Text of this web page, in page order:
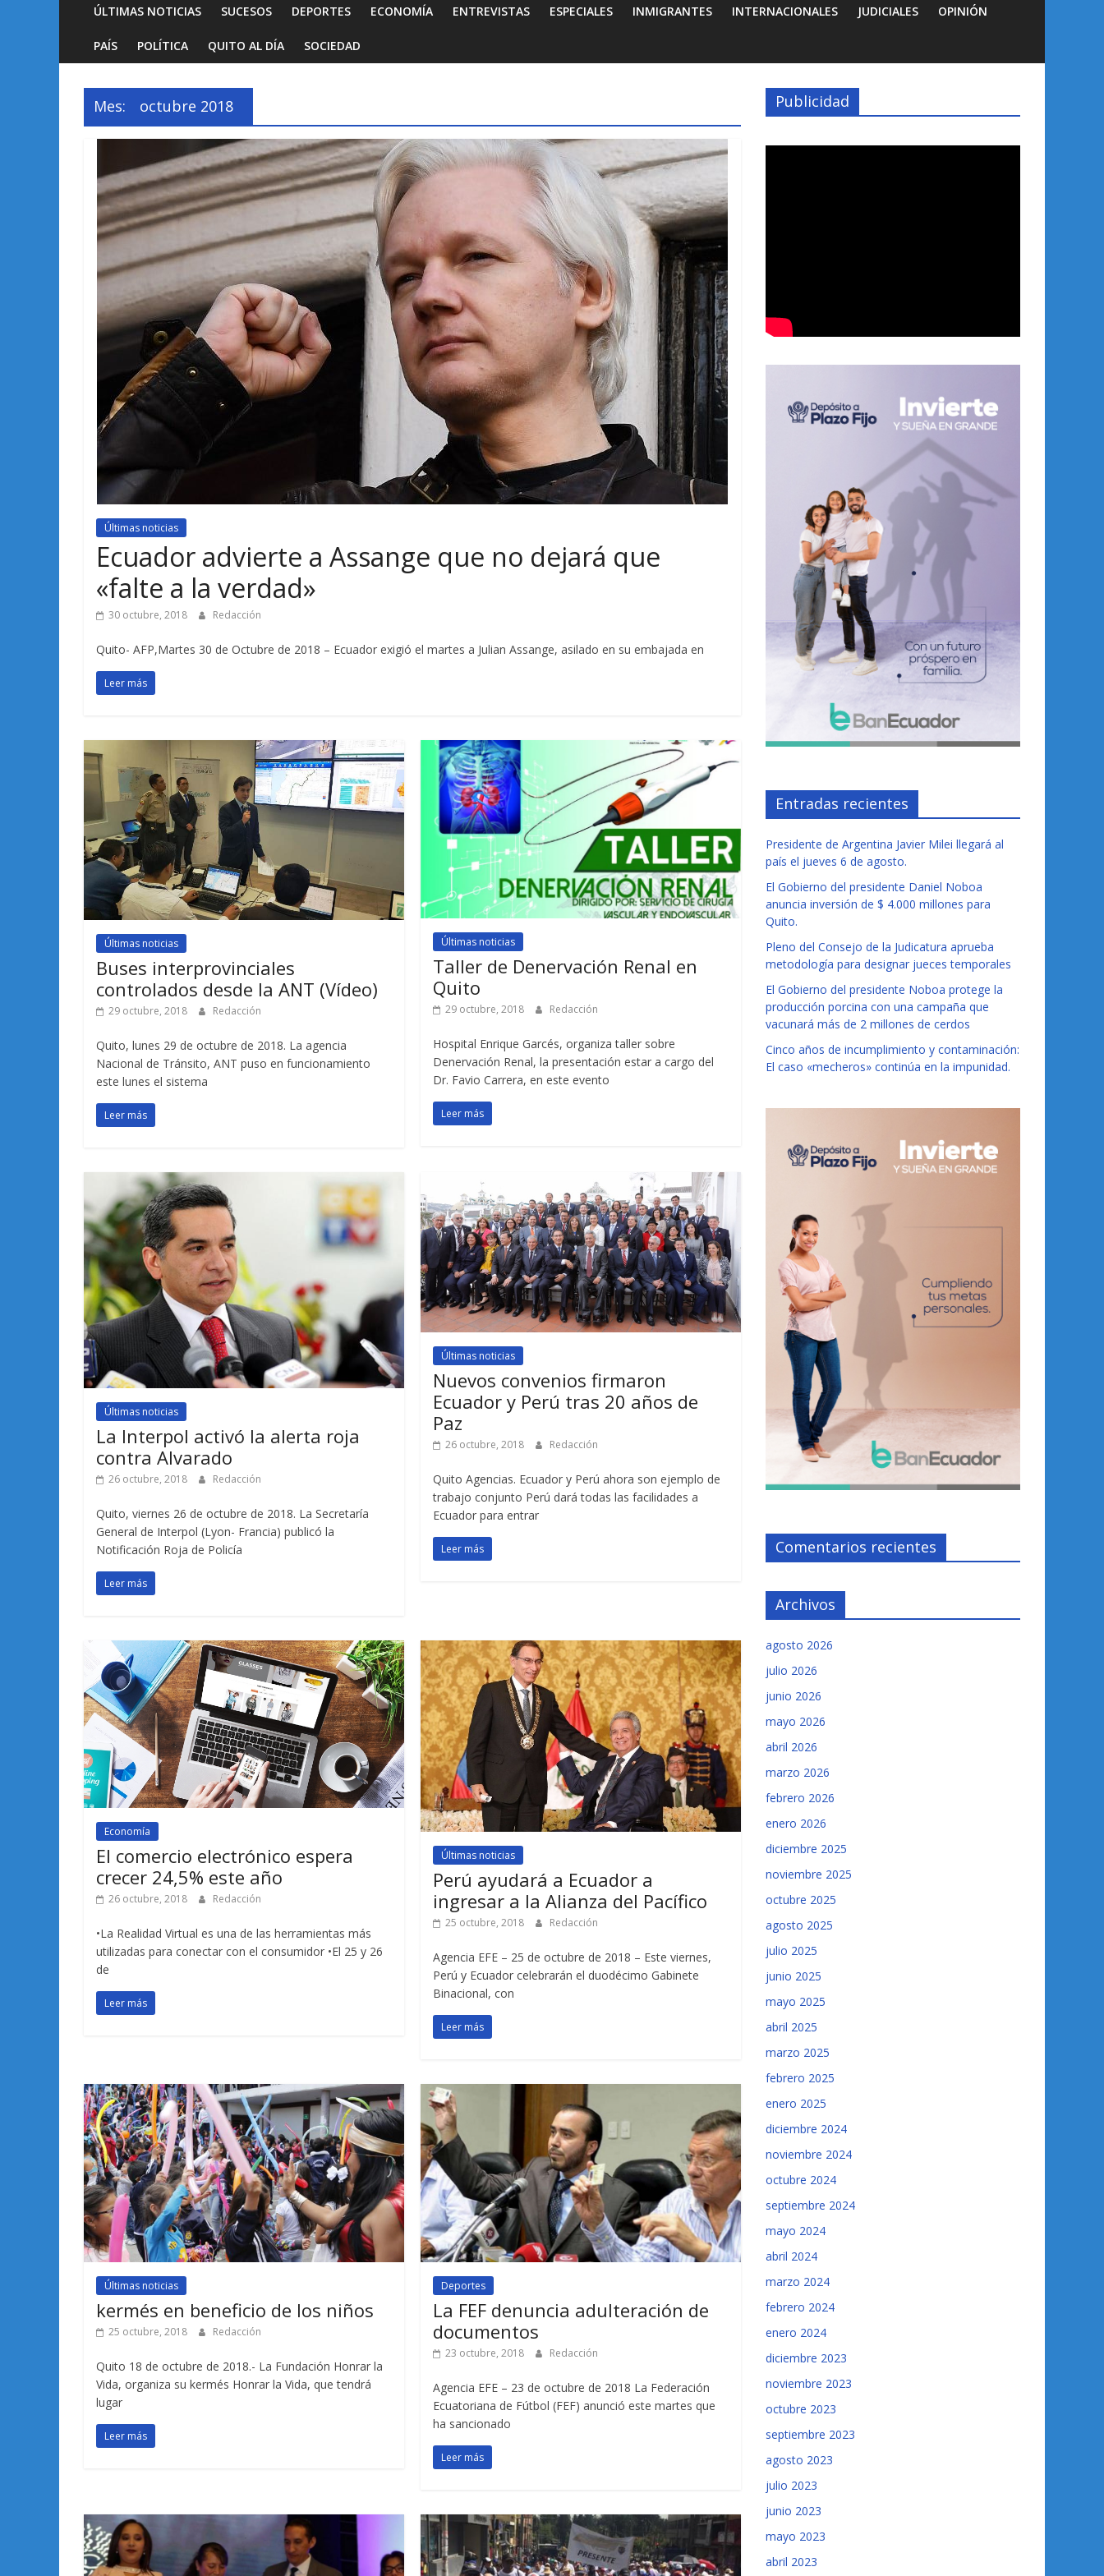
ÚLTIMAS NOTICIAS SUCESOS DEPORTES ECONOMÍA ENTREVISTAS ESPECIALES INMIGRANTES INTERNACIONALES JUDICIALES OPINIÓN
PAÍS POLÍTICA QUITO AL DÍA SOCIEDAD
Mes: octubre 2018
Últimas noticias
Ecuador advierte a Assange que no dejará que
«falte a la verdad»
30 octubre, 2018 Redacción
Quito- AFP,Martes 30 de Octubre de 2018 – Ecuador exigió el martes a Julian Assange, asilado en su embajada en
Leer más
Últimas noticias
Buses interprovinciales
controlados desde la ANT (Vídeo)
29 octubre, 2018 Redacción
Quito, lunes 29 de octubre de 2018. La agencia
Nacional de Tránsito, ANT puso en funcionamiento
este lunes el sistema
Leer más
Últimas noticias
Taller de Denervación Renal en
Quito
29 octubre, 2018 Redacción
Hospital Enrique Garcés, organiza taller sobre
Denervación Renal, la presentación estar a cargo del
Dr. Favio Carrera, en este evento
Leer más
Últimas noticias
La Interpol activó la alerta roja
contra Alvarado
26 octubre, 2018 Redacción
Quito, viernes 26 de octubre de 2018. La Secretaría
General de Interpol (Lyon- Francia) publicó la
Notificación Roja de Policía
Leer más
Últimas noticias
Nuevos convenios firmaron
Ecuador y Perú tras 20 años de
Paz
26 octubre, 2018 Redacción
Quito Agencias. Ecuador y Perú ahora son ejemplo de
trabajo conjunto Perú dará todas las facilidades a
Ecuador para entrar
Leer más
Economía
El comercio electrónico espera
crecer 24,5% este año
26 octubre, 2018 Redacción
•La Realidad Virtual es una de las herramientas más
utilizadas para conectar con el consumidor •El 25 y 26
de
Leer más
Últimas noticias
Perú ayudará a Ecuador a
ingresar a la Alianza del Pacífico
25 octubre, 2018 Redacción
Agencia EFE – 25 de octubre de 2018 – Este viernes,
Perú y Ecuador celebrarán el duodécimo Gabinete
Binacional, con
Leer más
Últimas noticias
kermés en beneficio de los niños
25 octubre, 2018 Redacción
Quito 18 de octubre de 2018.- La Fundación Honrar la
Vida, organiza su kermés Honrar la Vida, que tendrá
lugar
Leer más
Deportes
La FEF denuncia adulteración de
documentos
23 octubre, 2018 Redacción
Agencia EFE – 23 de octubre de 2018 La Federación
Ecuatoriana de Fútbol (FEF) anunció este martes que
ha sancionado
Leer más
Publicidad
Entradas recientes
Presidente de Argentina Javier Milei llegará al
país el jueves 6 de agosto.
El Gobierno del presidente Daniel Noboa
anuncia inversión de $ 4.000 millones para
Quito.
Pleno del Consejo de la Judicatura aprueba
metodología para designar jueces temporales
El Gobierno del presidente Noboa protege la
producción porcina con una campaña que
vacunará más de 2 millones de cerdos
Cinco años de incumplimiento y contaminación:
El caso «mecheros» continúa en la impunidad.
Comentarios recientes
Archivos
agosto 2026
julio 2026
junio 2026
mayo 2026
abril 2026
marzo 2026
febrero 2026
enero 2026
diciembre 2025
noviembre 2025
octubre 2025
agosto 2025
julio 2025
junio 2025
mayo 2025
abril 2025
marzo 2025
febrero 2025
enero 2025
diciembre 2024
noviembre 2024
octubre 2024
septiembre 2024
mayo 2024
abril 2024
marzo 2024
febrero 2024
enero 2024
diciembre 2023
noviembre 2023
octubre 2023
septiembre 2023
agosto 2023
julio 2023
junio 2023
mayo 2023
abril 2023